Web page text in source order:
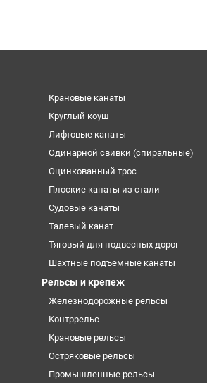
Крановые канаты
Круглый коуш
Лифтовые канаты
Одинарной свивки (спиральные)
Оцинкованный трос
Плоские канаты из стали
Судовые канаты
Талевый канат
Тяговый для подвесных дорог
Шахтные подъемные канаты
Рельсы и крепеж
Железнодорожные рельсы
Контррельс
Крановые рельсы
Остряковые рельсы
Промышленные рельсы